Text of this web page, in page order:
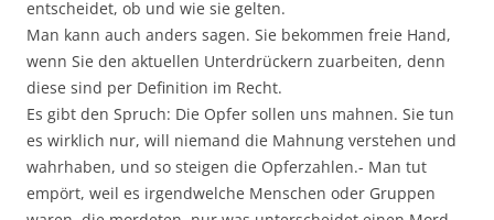
entscheidet, ob und wie sie gelten.
Man kann auch anders sagen. Sie bekommen freie Hand,
wenn Sie den aktuellen Unterdrückern zuarbeiten, denn
diese sind per Definition im Recht.
Es gibt den Spruch: Die Opfer sollen uns mahnen. Sie tun
es wirklich nur, will niemand die Mahnung verstehen und
wahrhaben, und so steigen die Opferzahlen.- Man tut
empört, weil es irgendwelche Menschen oder Gruppen